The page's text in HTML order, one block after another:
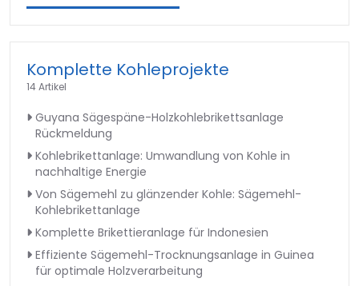
Komplette Kohleprojekte
14 Artikel
Guyana Sägespäne-Holzkohlebrikettsanlage
Rückmeldung
Kohlebrikettanlage: Umwandlung von Kohle in
nachhaltige Energie
Von Sägemehl zu glänzender Kohle: Sägemehl-
Kohlebrikettanlage
Komplette Brikettieranlage für Indonesien
Effiziente Sägemehl-Trocknungsanlage in Guinea
für optimale Holzverarbeitung